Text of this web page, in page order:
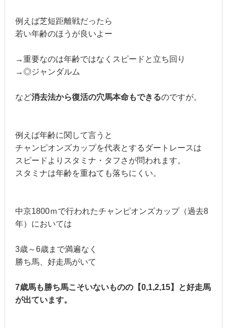
例えば芝短距離戦だったら
若い年齢のほうが良いよー
→重要なのは年齢ではなくスピードと立ち回り
→◎ジャンダルム
など消去法から復活の穴馬本命もできるのですが。
例えば年齢に関して言うと
チャンピオンズカップを代表とするダートレースは
スピードよりスタミナ・タフさが問われます。
スタミナは年齢を重ねても落ちにくい。
中京1800ｍで行われたチャンピオンズカップ（過去8
年）においては
3歳～6歳まで満遍なく
勝ち馬、好走馬がいて
7歳馬も勝ち馬こそいないものの【0,1,2,15】と好走馬
が出ています。